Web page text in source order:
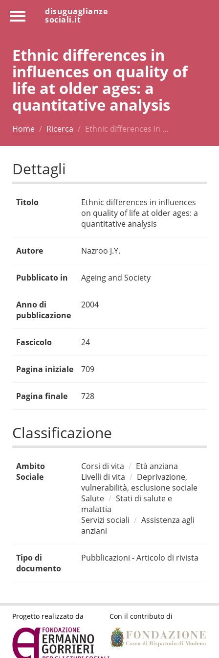
disuguaglianze
sociali.it
Ethnic differences in
influences on quality of
life at older ages: a
quantitative analysis
Home Ricerca Ethnic differences in …
Dettagli
Titolo
Ethnic differences in influences
on quality of life at older ages: a
quantitative analysis
Autore Nazroo J.Y.
Pubblicato in Ageing and Society
Anno di
pubblicazione
2004
Fascicolo 24
Pagina iniziale 709
Pagina finale 728
Classificazione
Ambito
Sociale
Corsi di vita
Età anziana
Livelli di vita
Deprivazione,
vulnerabilità, esclusione sociale
Salute
Stati di salute e
malattia
Servizi sociali
Assistenza agli
anziani
Tipo di
documento
Pubblicazioni - Articolo di rivista
Progetto realizzato da Con il contributo di